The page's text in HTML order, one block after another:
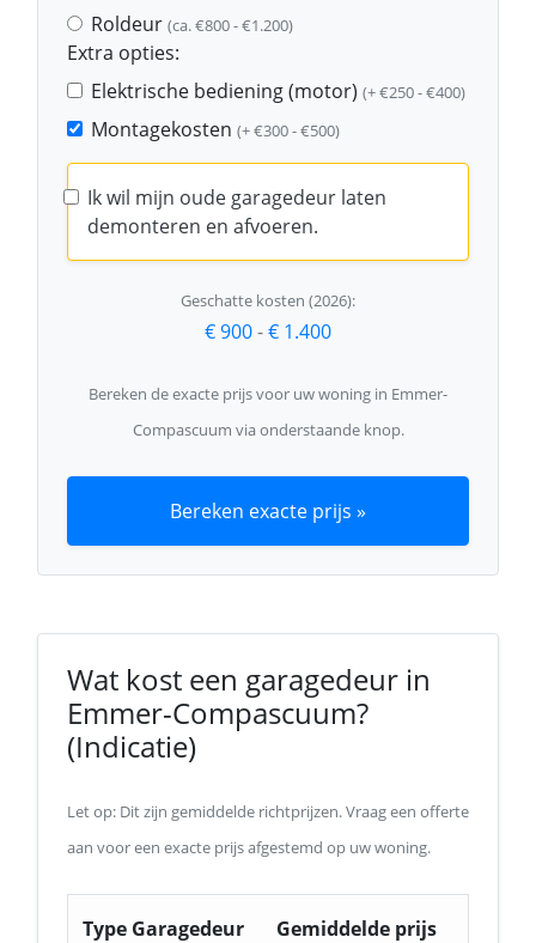
Roldeur (ca. €800 - €1.200)
Extra opties:
Elektrische bediening (motor) (+ €250 - €400)
Montagekosten (+ €300 - €500)
Ik wil mijn oude garagedeur laten
demonteren en afvoeren.
Geschatte kosten (2026):
€ 900-€ 1.400
Bereken de exacte prijs voor uw woning in Emmer-
Compascuum via onderstaande knop.
Bereken exacte prijs »
Wat kost een garagedeur in
Emmer-Compascuum?
(Indicatie)
Let op: Dit zijn gemiddelde richtprijzen. Vraag een offerte
aan voor een exacte prijs afgestemd op uw woning.
Type Garagedeur
Gemiddelde prijs